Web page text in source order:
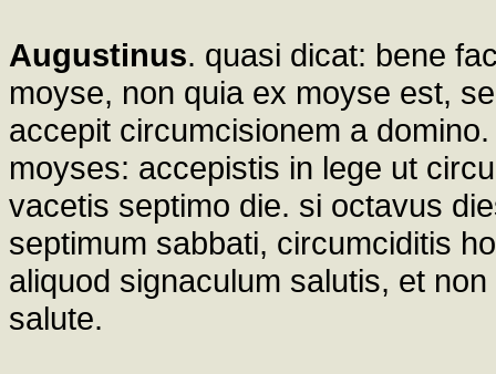
Augustinus. quasi dicat: bene
moyse, non quia ex moyse est,
accepit circumcisionem a
moyses: accepistis in lege ut
vacetis septimo die. si octavus
septimum sabbati, circumciditis
aliquod signaculum salutis, et
salute.